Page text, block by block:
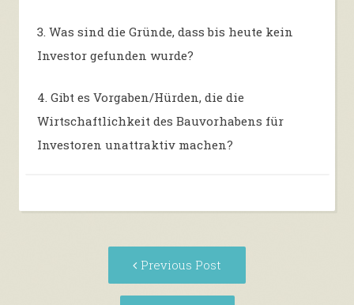
3. Was sind die Gründe, dass bis heute kein
Investor gefunden wurde?
4. Gibt es Vorgaben/Hürden, die die
Wirtschaftlichkeit des Bauvorhabens für
Investoren unattraktiv machen?
Previous Post
post: